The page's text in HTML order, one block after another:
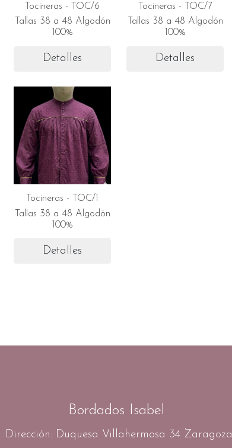
Tocineras - TOC/6
Tallas 38 a 48 Algodón
100%
Detalles
Tocineras - TOC/7
Tallas 38 a 48 Algodón
100%
Detalles
Tocineras - TOC/1
Tallas 38 a 48 Algodón
100%
Detalles
Bordados Isabel
Dirección: Duquesa Villahermosa 34 Zaragoza